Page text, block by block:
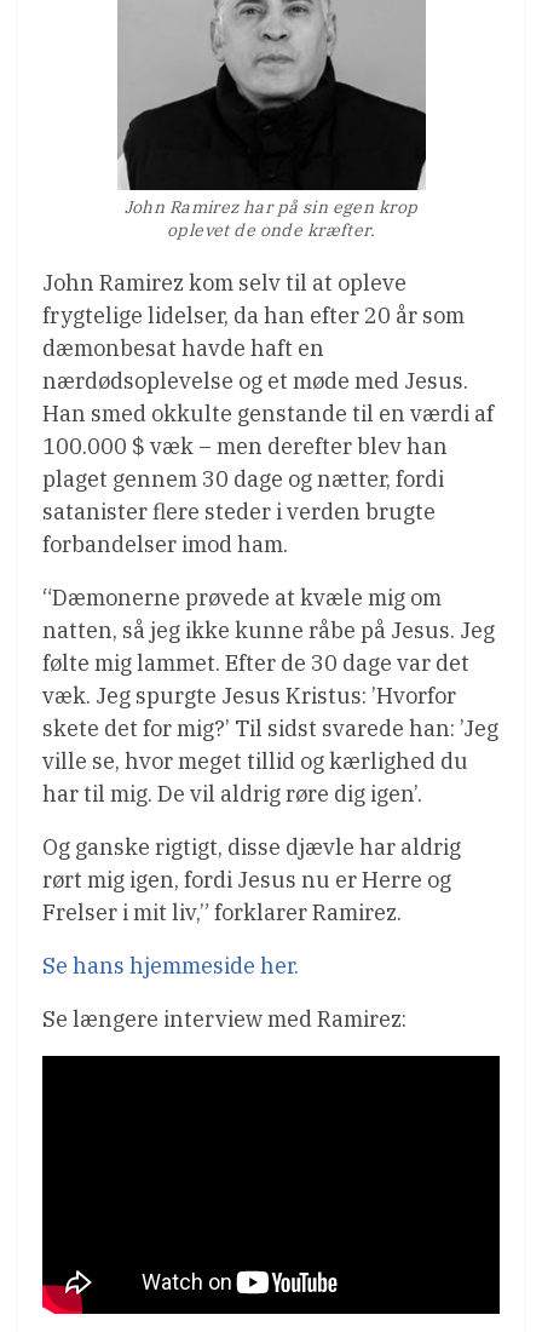
John Ramirez har på sin egen krop
oplevet de onde kræfter.
John Ramirez kom selv til at opleve
frygtelige lidelser, da han efter 20 år som
dæmonbesat havde haft en
nærdødsoplevelse og et møde med Jesus.
Han smed okkulte genstande til en værdi af
100.000 $ væk – men derefter blev han
plaget gennem 30 dage og nætter, fordi
satanister flere steder i verden brugte
forbandelser imod ham.
“Dæmonerne prøvede at kvæle mig om
natten, så jeg ikke kunne råbe på Jesus. Jeg
følte mig lammet. Efter de 30 dage var det
væk. Jeg spurgte Jesus Kristus: ’Hvorfor
skete det for mig?’ Til sidst svarede han: ’Jeg
ville se, hvor meget tillid og kærlighed du
har til mig. De vil aldrig røre dig igen’.
Og ganske rigtigt, disse djævle har aldrig
rørt mig igen, fordi Jesus nu er Herre og
Frelser i mit liv,” forklarer Ramirez.
Se hans hjemmeside her.
Se længere interview med Ramirez: